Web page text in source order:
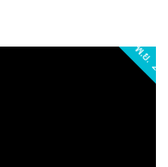
2 พ.ย.